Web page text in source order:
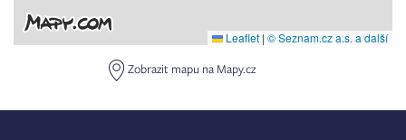
Leaflet | © Seznam.cz a.s. a další
Zobrazit mapu na Mapy.cz